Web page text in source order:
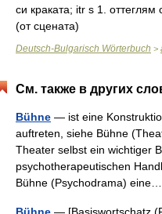
си краката; itr s 1.
(от сцената)
Deutsch-Bulgarisch Wörterbuch >
См. также в других
Bühne — ist eine
auftreten, siehe Bühne
Theater selbst ein wichtiger
psychotherapeutischen
Bühne (Psychodrama)